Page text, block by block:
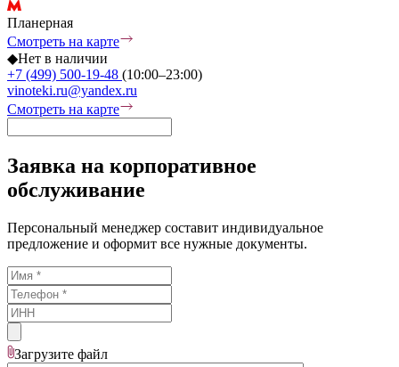
Планерная
Смотреть на карте
◆Нет в наличии
+7 (499) 500-19-48 (10:00–23:00)
vinoteki.ru@yandex.ru
Смотреть на карте
Заявка на корпоративное
обслуживание
Персональный менеджер составит индивидуальное
предложение и оформит все нужные документы.
Загрузите файл